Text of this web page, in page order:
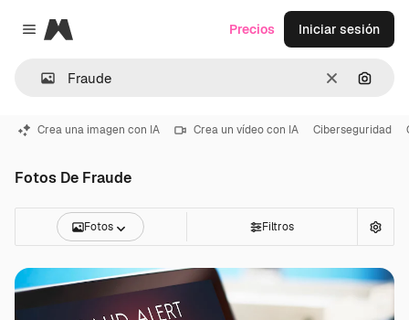
Close menu
Magnific
Borrar
Precios Iniciar sesión
Crea una imagen con IA Crea un vídeo con IA Ciberseguridad
Fotos De Fraude
Fotos Filtros